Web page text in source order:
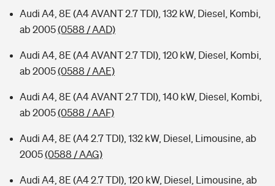
Audi A4, 8E (A4 AVANT 2.7 TDI), 132 kW, Diesel, Kombi,
ab 2005(0588 / AAD)
Audi A4, 8E (A4 AVANT 2.7 TDI), 120 kW, Diesel, Kombi,
ab 2005(0588 / AAE)
Audi A4, 8E (A4 AVANT 2.7 TDI), 140 kW, Diesel, Kombi,
ab 2005(0588 / AAF)
Audi A4, 8E (A4 2.7 TDI), 132 kW, Diesel, Limousine, ab
2005(0588 / AAG)
Audi A4, 8E (A4 2.7 TDI), 120 kW, Diesel, Limousine, ab